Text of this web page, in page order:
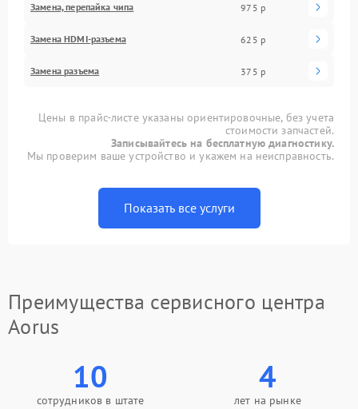
Замена, перепайка чипа 975 р
Замена HDMI-разъема 625 р
Замена разъема 375 р
Цены в прайс-листе указаны ориентировочные, без учета
стоимости запчастей.
Записывайтесь на бесплатную диагностику.
Мы проверим ваше устройство и укажем на неисправность.
Показать все услуги
Преимущества сервисного центра
Aorus
10
сотрудников в штате
4
лет на рынке